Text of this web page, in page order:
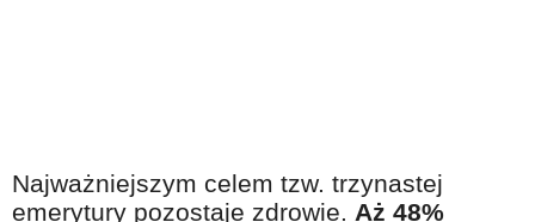
Najważniejszym celem tzw. trzynastej
emerytury pozostaje zdrowie. Aż 48%